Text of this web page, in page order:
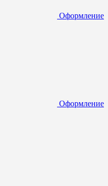
Оформление
Оформление